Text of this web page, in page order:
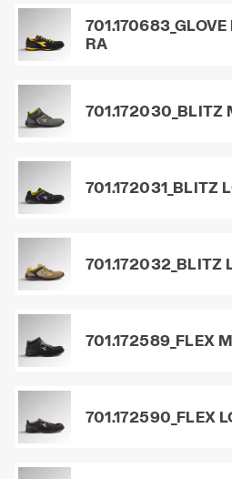
701.170683_GLOVE
RA
701.172030_BLITZ
701.172031_BLITZ
701.172032_BLITZ
701.172589_FLEX
701.172590_FLEX